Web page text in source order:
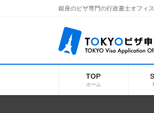
銀座のビザ専門の行政書士オフィ
TOP
ホーム